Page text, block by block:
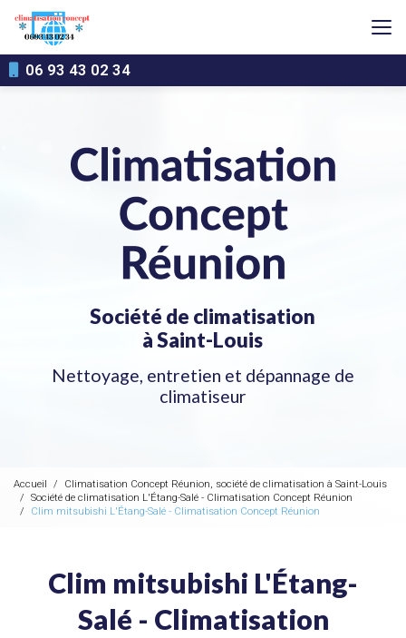
contenu
principal
06 93 43 02 34
Société de climatisation
à Saint-Louis
Nettoyage, entretien et dépannage de
climatiseur
Accueil
Climatisation Concept Réunion, société de climatisation à Saint-Louis
Société de climatisation L'Étang-Salé - Climatisation Concept Réunion
Clim mitsubishi L'Étang-Salé - Climatisation Concept Réunion
Clim mitsubishi L'Étang-
Salé - Climatisation